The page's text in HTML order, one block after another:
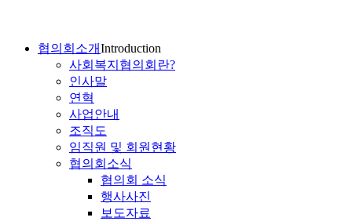
협의회소개Introduction
사회복지협의회란?
인사말
연혁
사업안내
조직도
임직원 및 회원현황
협의회소식
협의회 소식
행사사진
보도자료